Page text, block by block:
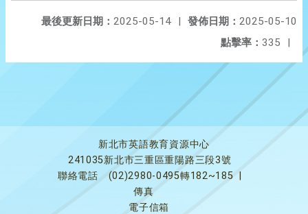
發佈日期： 2025-05-10
最後更新日期： 2025-05-14
|
點擊率： 335 |
新北市英語教育資源中心
241035新北市三重區重陽路三段3號
聯絡電話
(02)2980-0495轉182~185
傳真
電子信箱